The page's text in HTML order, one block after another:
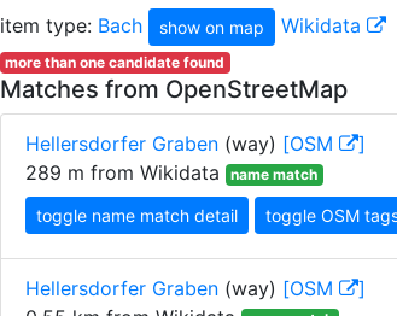
item type: Bach show on map Wikidata
more than one candidate found
Matches from OpenStreetMap
Hellersdorfer Graben(way) [OSM
]
289 m from Wikidata
name match
toggle name match detail toggle OSM
Hellersdorfer Graben(way) [OSM
]